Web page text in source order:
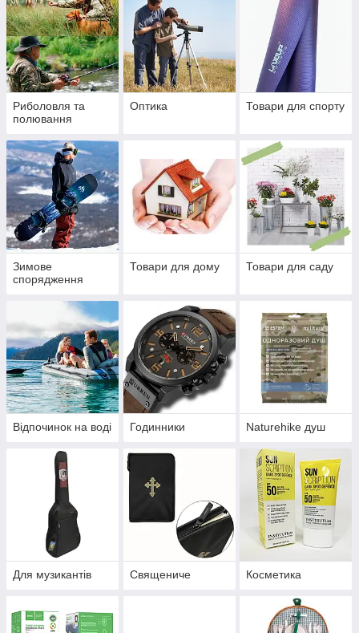
Риболовля та
полювання
Оптика Товари для спорту
Зимове
спорядження
Товари для дому Товари для саду
Відпочинок на воді Годинники Naturehike душ
Для музикантів Священиче Косметика